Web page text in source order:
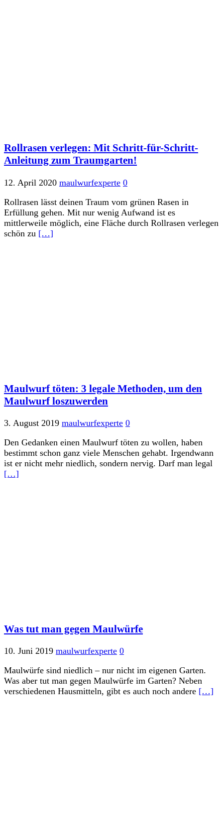
Rollrasen verlegen: Mit Schritt-für-Schritt-
Anleitung zum Traumgarten!
12. April 2020 maulwurfexperte 0
Rollrasen lässt deinen Traum vom grünen Rasen in
Erfüllung gehen. Mit nur wenig Aufwand ist es
mittlerweile möglich, eine Fläche durch Rollrasen verlegen
schön zu […]
Maulwurf töten: 3 legale Methoden, um den
Maulwurf loszuwerden
3. August 2019 maulwurfexperte 0
Den Gedanken einen Maulwurf töten zu wollen, haben
bestimmt schon ganz viele Menschen gehabt. Irgendwann
ist er nicht mehr niedlich, sondern nervig. Darf man legal
[…]
Was tut man gegen Maulwürfe
10. Juni 2019 maulwurfexperte 0
Maulwürfe sind niedlich – nur nicht im eigenen Garten.
Was aber tut man gegen Maulwürfe im Garten? Neben
verschiedenen Hausmitteln, gibt es auch noch andere […]